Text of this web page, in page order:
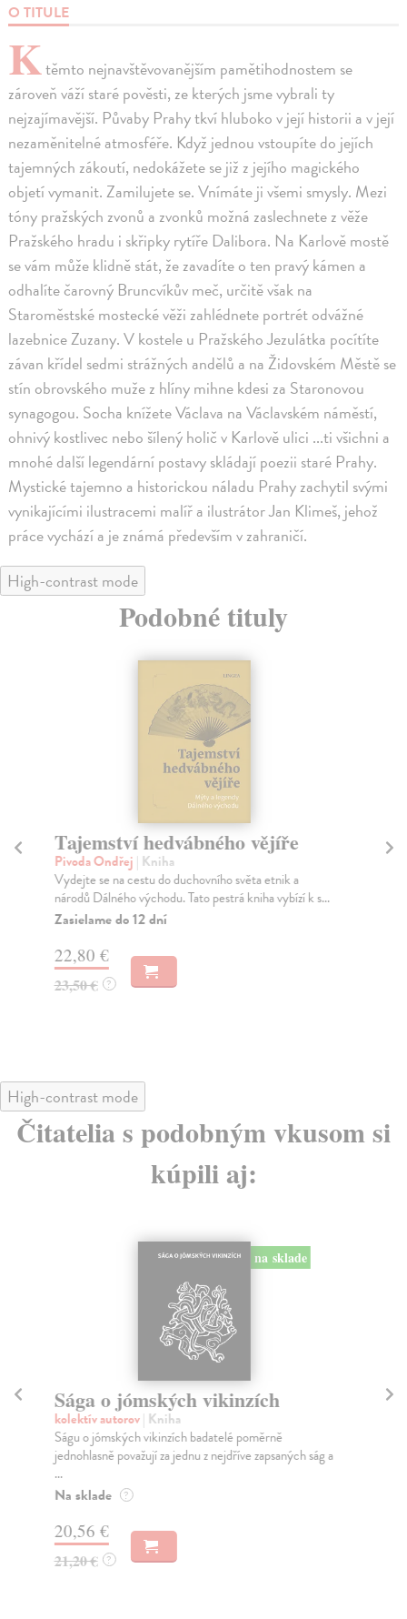
O TITULE
Ktěmto nejnavštěvovanějším pamětihodnostem se
zároveň váží staré pověsti, ze kterých jsme vybrali ty
nejzajímavější. Půvaby Prahy tkví hluboko v její historii a v její
nezaměnitelné atmosféře. Když jednou vstoupíte do jejích
tajemných zákoutí, nedokážete se již z jejího magického
objetí vymanit. Zamilujete se. Vnímáte ji všemi smysly. Mezi
tóny pražských zvonů a zvonků možná zaslechnete z věže
Pražského hradu i skřipky rytíře Dalibora. Na Karlově mostě
se vám může klidně stát, že zavadíte o ten pravý kámen a
odhalíte čarovný Bruncvíkův meč, určitě však na
Staroměstské mostecké věži zahlédnete portrét odvážné
lazebnice Zuzany. V kostele u Pražského Jezulátka pocítíte
závan křídel sedmi strážných andělů a na Židovském Městě se
stín obrovského muže z hlíny mihne kdesi za Staronovou
synagogou. Socha knížete Václava na Václavském náměstí,
ohnivý kostlivec nebo šílený holič v Karlově ulici ...ti všichni a
mnohé další legendární postavy skládají poezii staré Prahy.
Mystické tajemno a historickou náladu Prahy zachytil svými
vynikajícími ilustracemi malíř a ilustrátor Jan Klimeš, jehož
práce vychází a je známá především v zahraničí.
High-contrast mode
Podobné tituly
Tajemství hedvábného vějíře
Pivoda Ondřej | Kniha
Vydejte se na cestu do duchovního světa etnik a
národů Dálného východu. Tato pestrá kniha vybízí k s...
Zasielame do 12 dní
22,80 €
23,50 € ?
High-contrast mode
Čitatelia s podobným vkusom si
kúpili aj:
na sklade
Sága o jómských vikinzích
kolektív autorov| Kniha
Ságu o jómských vikinzích badatelé poměrně
jednohlasně považují za jednu z nejdříve zapsaných ság a
...
Na sklade ?
20,56 €
21,20 € ?